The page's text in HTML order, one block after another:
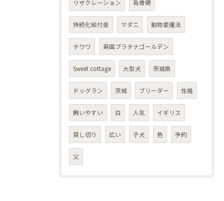
リザクレーション 烏骨鶏
持続化給付金 マダニ 動物愛護法
チワワ 英国プラチナゴールデン
Sweet cottage 大型犬 茨城県
ドッグラン 茨城 ブリーダー 性格
飼いやすい 白 人気 イギリス
貸し切り 広い 子犬 色 予約
父